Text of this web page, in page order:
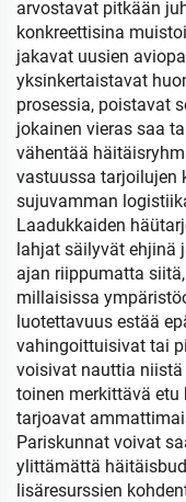
arvostavat pitkään
konkreettisina
jakavat uusien
yksinkertaistavat
prosessia, poistavat
jokainen vieras saa
vähentää
vastuussa tarjoilujen
sujuvamman
Laadukkaiden
lahjat säilyvät ehjinä
ajan riippumatta
millaisissa
luotettavuus estää
vahingoittuisivat tai
voisivat nauttia
toinen merkittävä
tarjoavat
Pariskunnat voivat
ylittämättä
lisäresurssien